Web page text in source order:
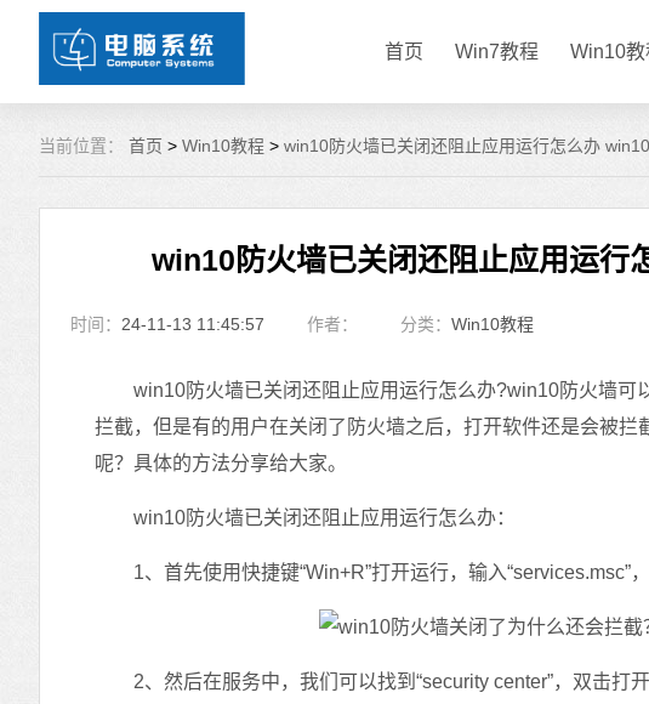
首页 Win7教程 Win10教
当前位置： 首页 > Win10教程 > win10防火墙已关闭还阻止应用运行怎么办
win10防火墙已关闭还阻止应用运行
时间： 24-11-13 11:45:57 作者： 分类： Win10教程
win10防火墙已关闭还阻止应用运行怎么办?win10防火墙可
拦截，但是有的用户在关闭了防火墙之后，打开软件还是会被
呢？具体的方法分享给大家。
win10防火墙已关闭还阻止应用运行怎么办：
1、首先使用快捷键“Win+R”打开运行，输入“services.msc”，
2、然后在服务中，我们可以找到“security center”，双击打开